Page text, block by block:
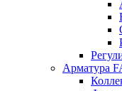
Арматура